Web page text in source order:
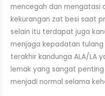
mencegah dan mengatasi
kekurangan zat besi saat
selain itu terdapat juga
menjaga kepadatan
terakhir kandunga ALA/LA
lemak yang sangat
menjadi normal selama